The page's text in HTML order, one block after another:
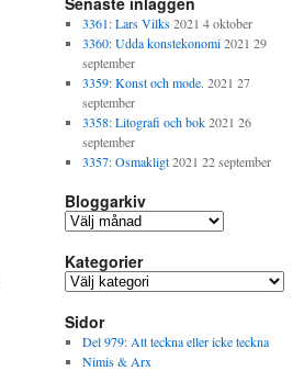
3361: Lars Vilks 2021 4 oktober
3360: Udda konstekonomi 2021 29
september
3359: Konst och mode. 2021 27
september
3358: Litografi och bok 2021 26
september
3357: Osmakligt 2021 22 september
Bloggarkiv
B
o
g
a
r
k
Kategorier
K
t
e
g
Sidor
Del 979: Att teckna eller icke teckna
Nimis & Arx